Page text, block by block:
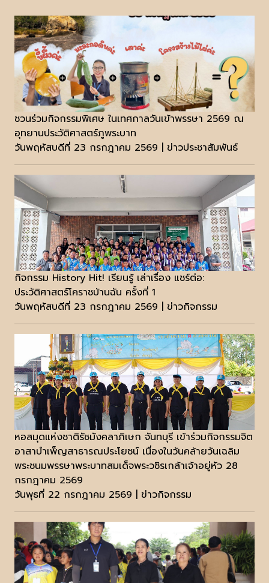
ชวนร่วมกิจกรรมพิเศษ ในเทศกาลวันเข้าพรรษา 2569 ณ
อุทยานประวัติศาสตร์ภูพระบาท
วันพฤหัสบดีที่ 23 กรกฎาคม 2569 | ข่าวประชาสัมพันธ์
กิจกรรม History Hit! เรียนรู้ เล่าเรื่อง แชร์ต่อ:
ประวัติศาสตร์โคราชบ้านฉัน ครั้งที่ 1
วันพฤหัสบดีที่ 23 กรกฎาคม 2569 | ข่าวกิจกรรม
หอสมุดแห่งชาติรัชมังคลาภิเษก จันทบุรี เข้าร่วมกิจกรรมจิต
อาสาบำเพ็ญสาธารณประโยชน์ เนื่องในวันคล้ายวันเฉลิม
พระชนมพรรษาพระบาทสมเด็จพระวชิรเกล้าเจ้าอยู่หัว 28
กรกฎาคม 2569
วันพุธที่ 22 กรกฎาคม 2569 | ข่าวกิจกรรม